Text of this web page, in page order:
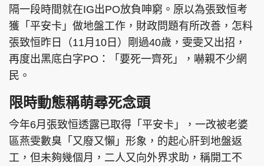
PCM 電腦廣場 星島頭條 星島日報
頭條日報 星島環球 The Standard
隔一段時間就在IG出PO放負呻窮。原以為張致恒考
獲「平安卡」做地盤工作，財政問題有所改善，怎料
張致恒昨日（11月10日）剛過40歲，雯雯又出招，
再度出黑底白字PO：「要死一齊死」，嚇親不少網
民。
限時動態稱萌尋死念頭
今年6月張致恒透露已取得「平安卡」，一改被老婆
區燕雯數臭「又廢又懶」形象，的起心肝到地盤返
工，但未夠幾個月，二人又向外界求助，稱開工不